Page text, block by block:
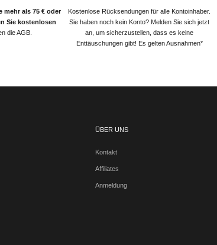
mehr als 75 € oder
Sie kostenlosen
die AGB.
Kostenlose Rücksendungen für alle Kontoinhaber.
Sie haben noch kein Konto? Melden Sie sich jetzt
an, um sicherzustellen, dass es keine
Enttäuschungen gibt! Es gelten Ausnahmen*
ÜBER UNS
Kontakt
Affiliates
Anmeldung